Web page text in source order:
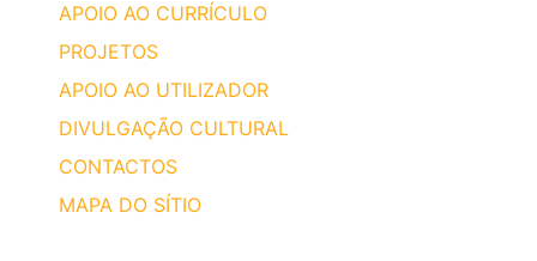
APOIO AO CURRÍCULO
PROJETOS
APOIO AO UTILIZADOR
DIVULGAÇÃO CULTURAL
CONTACTOS
MAPA DO SÍTIO